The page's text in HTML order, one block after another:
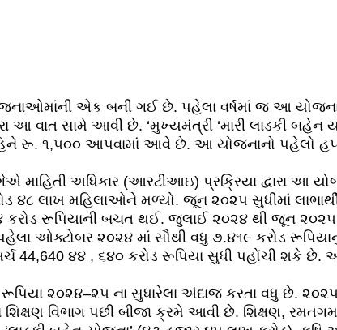
યોજનાઓમાંની એક બની ગઈ છે. પહેલા વર્ષમાં જ આ
આ વાત સામે આવી છે. ‘મુખ્યમંત્રી ‘મારી લાડકી બહેન
રૂ. ૧,૫૦૦ આપવામાં આવે છે. આ યોજનાનો પહેલો
માહિતી અધિકાર (આરટીઆઇ) પ્રક્રિયા દ્વારા આ
૪૮ લાખ મહિલાઓને મળ્યો. જૂન ૨૦૨૫ સુધીમાં
કરોડ રૂપિયાની બચત થઈ. જુલાઈ ૨૦૨૪ થી જૂન
ઓક્ટોબર ૨૦૨૪ માં સૌથી વધુ ૭.૪૧૯ કરોડ
44,640 ૪૪ , ૬૪૦ કરોડ રૂપિયા સુધી પહોંચી શકે
૨૦૨૪–૨૫ ના સુધારેલા અંદાજ કરતા વધુ છે.
શિક્ષણ વિભાગ પછી બીજા ક્રમે આવી છે. શિક્ષણ,